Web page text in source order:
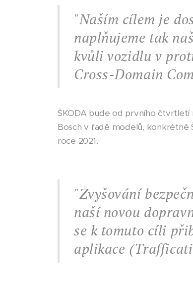
"Naším cílem je
naplňujeme tak
kvůli vozidlu v
Cross-Domain
ŠKODA bude od prvního čtvrtletí
Bosch v řadě modelů, konkrétně
roce 2021.
"Zvyšování
naší novou
se k tomuto cíli
aplikace